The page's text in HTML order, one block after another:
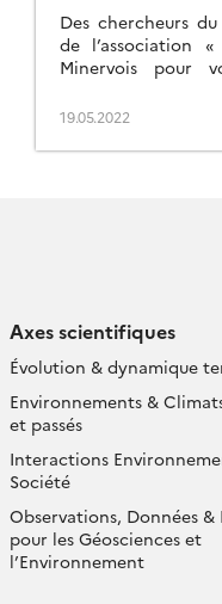
Des chercheurs du
de l’association
Minervois pour
Société Géologique
19.05.2022
Axes scientifiques
Évolution & dynamique
Environnements &
et passés
Interactions
Société
Observations, Données &
pour les Géosciences et
l’Environnement